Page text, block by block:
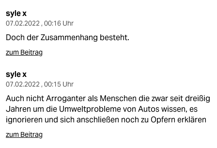
syle x
07.02.2022 , 00:16 Uhr
Doch der Zusammenhang besteht.
zum Beitrag
syle x
07.02.2022 , 00:15 Uhr
Auch nicht Arroganter als Menschen die zwar seit dreißig
Jahren um die Umweltprobleme von Autos wissen, es
ignorieren und sich anschließen noch zu Opfern erklären
zum Beitrag